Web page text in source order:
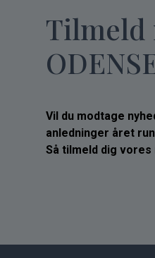
Tilmeld
Vil du modtage
anledninger året
Så tilmeld dig